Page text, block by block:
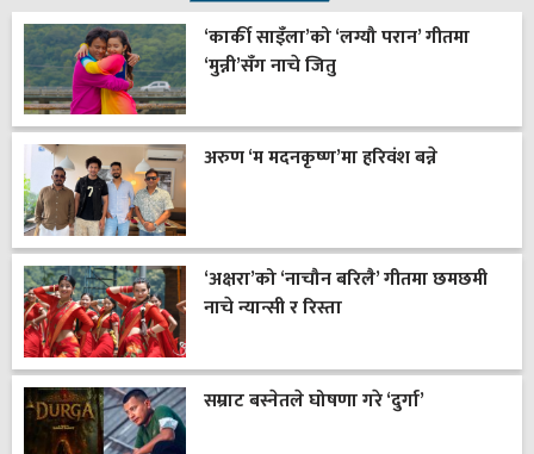
‘कार्की साइँला’को ‘लग्यौ परान’ गीतमा
‘मुन्नी’सँग नाचे जितु
अरुण ‘म मदनकृष्ण’मा हरिवंश बन्ने
‘अक्षरा’को ‘नाचौन बरिलै’ गीतमा छमछमी
नाचे न्यान्सी र रिस्ता
सम्राट बस्नेतले घोषणा गरे ‘दुर्गा’